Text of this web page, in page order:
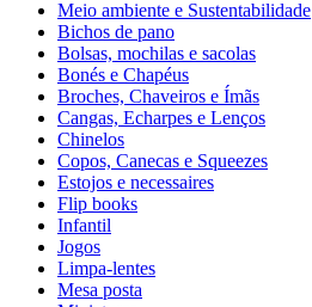
Meio ambiente e Sustentabilidade
Bichos de pano
Bolsas, mochilas e sacolas
Bonés e Chapéus
Broches, Chaveiros e Ímãs
Cangas, Echarpes e Lenços
Chinelos
Copos, Canecas e Squeezes
Estojos e necessaires
Flip books
Infantil
Jogos
Limpa-lentes
Mesa posta